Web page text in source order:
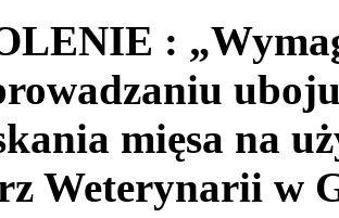
:
mięsa na
Weterynarii w